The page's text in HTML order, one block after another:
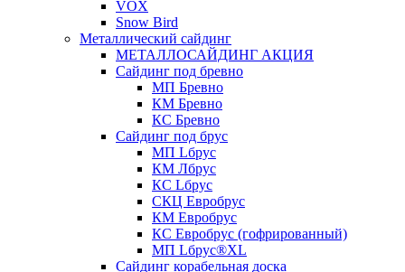
VOX
Snow Bird
Металлический сайдинг
МЕТАЛЛОСАЙДИНГ АКЦИЯ
Сайдинг под бревно
МП Бревно
КМ Бревно
КС Бревно
Сайдинг под брус
МП Lбрус
КМ Лбрус
КС Lбрус
СКЦ Евробрус
КМ Евробрус
КС Евробрус (гофрированный)
МП Lбрус®XL
Сайдинг корабельная доска